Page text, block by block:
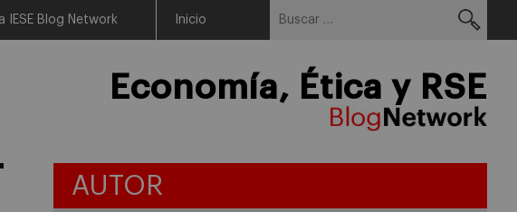
IESE Blog Network Inicio
Economía, Ética y RSE
AUTOR